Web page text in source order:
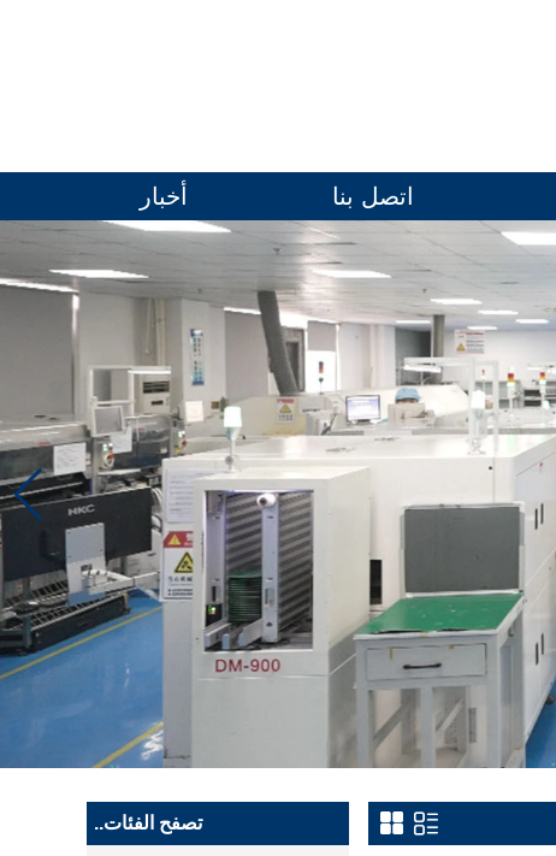
اتصل بنا أخبار
تصفح الفئات..